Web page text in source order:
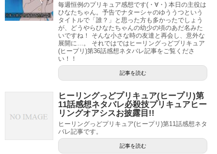
毎週恒例のプリキュア感想です(・∀・) 本日の主役は
ひなたちゃん。予告でナターシャのゆううつという
タイトルで「誰？」と思った方も多かったでしょう
が、どうやらひなたちゃんの幼少の頃のあだ名みた
いですね！ そんな小さな時の友達と再会し、意外な
展開に…。 それではではヒーリングっどプリキュア
(ヒープリ)第36話感想ネタバレ記事をご覧くださ
い！！
記事を読む
ヒーリングっどプリキュア(ヒープリ)第
11話感想ネタバレ必殺技プリキュアヒー
リングオアシスお披露目!!
ヒーリングっどプリキュア(ヒープリ)第11話感想ネタ
バレ記事です。
記事を読む